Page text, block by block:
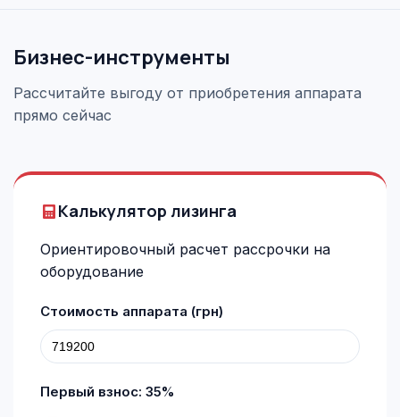
Бизнес-инструменты
Рассчитайте выгоду от приобретения аппарата
прямо сейчас
Калькулятор лизинга
Ориентировочный расчет рассрочки на
оборудование
Стоимость аппарата (грн)
Первый взнос: 35%